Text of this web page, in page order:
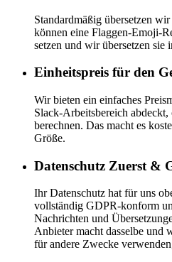
Standardmäßig übersetzen
können eine Flaggen-Emoji-
setzen und wir übersetzen sie
Einheitspreis für den
Wir bieten ein einfaches
Slack-Arbeitsbereich
berechnen. Das macht es
Größe.
Datenschutz Zuerst &
Ihr Datenschutz hat für uns
vollständig GDPR-konform
Nachrichten und
Anbieter macht dasselbe und
für andere Zwecke